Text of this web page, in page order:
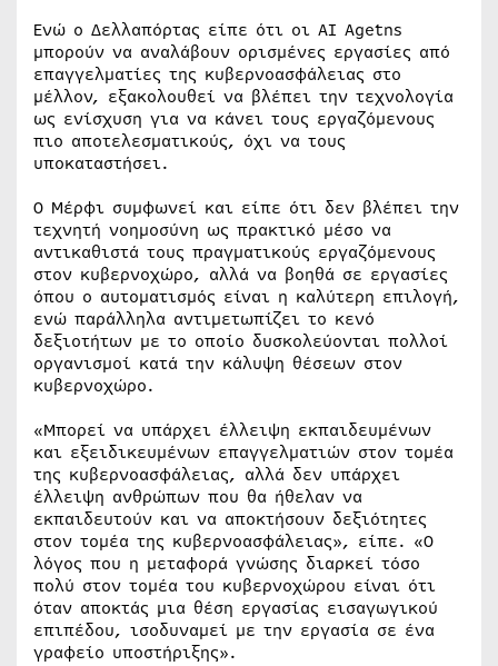
Ενώ ο Δελλαπόρτας είπε ότι οι AI Agetns
μπορούν να αναλάβουν ορισμένες εργασίες από
επαγγελματίες της κυβερνοασφάλειας στο
μέλλον, εξακολουθεί να βλέπει την τεχνολογία
ως ενίσχυση για να κάνει τους εργαζόμενους
πιο αποτελεσματικούς, όχι να τους
υποκαταστήσει.
Ο Μέρφι συμφωνεί και είπε ότι δεν βλέπει την
τεχνητή νοημοσύνη ως πρακτικό μέσο να
αντικαθιστά τους πραγματικούς εργαζόμενους
στον κυβερνοχώρο, αλλά να βοηθά σε εργασίες
όπου ο αυτοματισμός είναι η καλύτερη επιλογή,
ενώ παράλληλα αντιμετωπίζει το κενό
δεξιοτήτων με το οποίο δυσκολεύονται πολλοί
οργανισμοί κατά την κάλυψη θέσεων στον
κυβερνοχώρο.
«Μπορεί να υπάρχει έλλειψη εκπαιδευμένων
και εξειδικευμένων επαγγελματιών στον τομέα
της κυβερνοασφάλειας, αλλά δεν υπάρχει
έλλειψη ανθρώπων που θα ήθελαν να
εκπαιδευτούν και να αποκτήσουν δεξιότητες
στον τομέα της κυβερνοασφάλειας», είπε. «Ο
λόγος που η μεταφορά γνώσης διαρκεί τόσο
πολύ στον τομέα του κυβερνοχώρου είναι ότι
όταν αποκτάς μια θέση εργασίας εισαγωγικού
επιπέδου, ισοδυναμεί με την εργασία σε ένα
γραφείο υποστήριξης».